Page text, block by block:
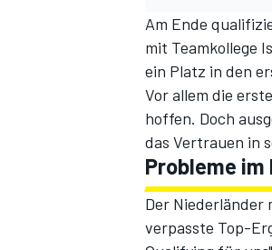
SPORTWAGEN
Am Ende
mit Teamkollege
ein Platz in den
Vor allem die
hoffen. Doch
das Vertrauen in
Probleme
Der
verpasste Top-